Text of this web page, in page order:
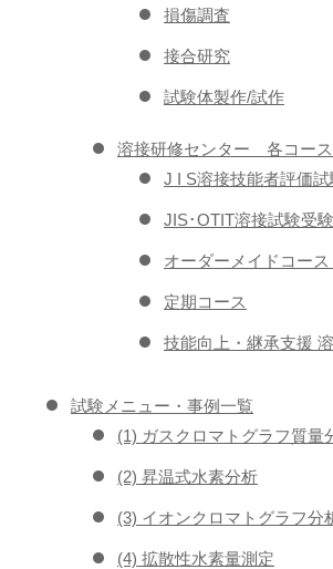
損傷調査
接合研究
試験体製作/試作
溶接研修センター 各コー
J I S溶接技能者評価
JIS･OTIT溶接試験受
オーダーメイドコー
定期コース
技能向上・継承支援
試験メニュー・事例一覧
(1) ガスクロマトグラフ質量
(2) 昇温式水素分析
(3) イオンクロマトグラフ分
(4) 拡散性水素量測定